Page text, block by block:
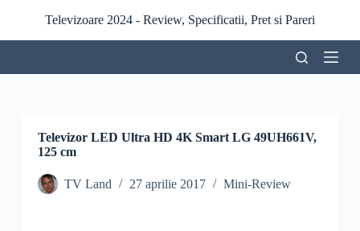
r
l
Televizoare 2024 - Review, Specificatii, Pret si Pareri
Televizor LED Ultra HD 4K Smart LG 49UH661V,
125 cm
TV Land 27 aprilie 2017 Mini-Review